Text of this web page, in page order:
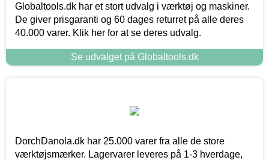
Globaltools.dk har et stort udvalg i værktøj og maskiner.
De giver prisgaranti og 60 dages returret på alle deres
40.000 varer. Klik her for at se deres udvalg.
Se udvalget på Globaltools.dk
DorchDanola.dk har 25.000 varer fra alle de store
værktøjsmærker. Lagervarer leveres på 1-3 hverdage,